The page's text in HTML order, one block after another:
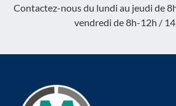
Contactez-nous du lundi au jeudi de
vendredi de 8h-12h /